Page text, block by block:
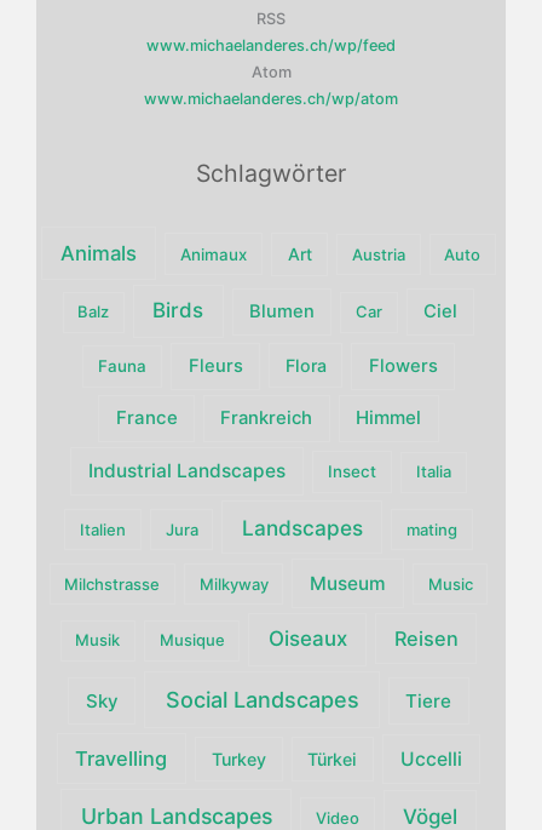
RSS
www.michaelanderes.ch/wp/feed
Atom
www.michaelanderes.ch/wp/atom
Schlagwörter
Animals Animaux Art Austria Auto
Balz Birds Blumen Car Ciel
Fauna Fleurs Flora Flowers
France Frankreich Himmel
Industrial Landscapes Insect Italia
Italien Jura Landscapes mating
Milchstrasse Milkyway Museum Music
Musik Musique Oiseaux Reisen
Sky Social Landscapes Tiere
Travelling Turkey Türkei Uccelli
Urban Landscapes Video Vögel